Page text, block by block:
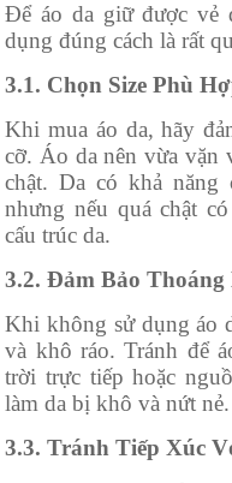
Để áo da giữ được vẻ
dụng đúng cách là rất
3.1. Chọn Size Phù
Khi mua áo da, hãy
cỡ. Áo da nên vừa vặn
chật. Da có khả
nhưng nếu quá chật
cấu trúc da.
3.2. Đảm Bảo Thoáng
Khi không sử dụng áo
và khô ráo. Tránh để
trời trực tiếp hoặc
làm da bị khô và nứt nẻ.
3.3. Tránh Tiếp Xúc